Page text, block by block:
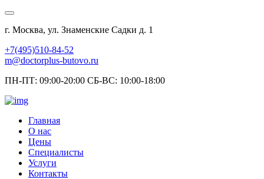
г. Москва, ул. Знаменские Садки д. 1
+7(495)510-84-52
m@doctorplus-butovo.ru
ПН-ПТ: 09:00-20:00 СБ-ВС: 10:00-18:00
Главная
О нас
Цены
Специалисты
Услуги
Контакты